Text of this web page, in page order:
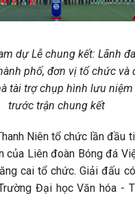
dự Lễ chung kết: Lãnh
phố, đơn vị tổ chức và
tài trợ chụp hình lưu
trước trận chung kết
Niên tổ chức lần đầu
của Liên đoàn Bóng đá
cai tổ chức. Giải đấu
Đại học Văn hóa -